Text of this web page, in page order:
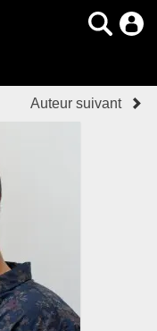
Auteur suivant